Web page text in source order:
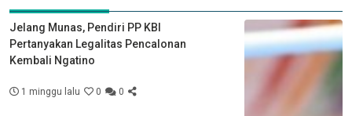
Jelang Munas, Pendiri PP KBI
Pertanyakan Legalitas Pencalonan
Kembali Ngatino
1 minggu lalu 0 0